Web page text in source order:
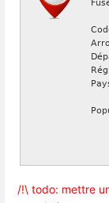
/!\ todo: mettre